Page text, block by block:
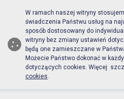
Biuletyn Informacji
Przejdź do menu głównego
Przejdź do głównej zawartości
W ramach naszej witryny
świadczenia Państwu usług na
sposób dostosowany do
witryny bez zmiany ustawień
będą one zamieszczane w
Możecie Państwo dokonać w
dotyczących cookies. Więcej
cookies.